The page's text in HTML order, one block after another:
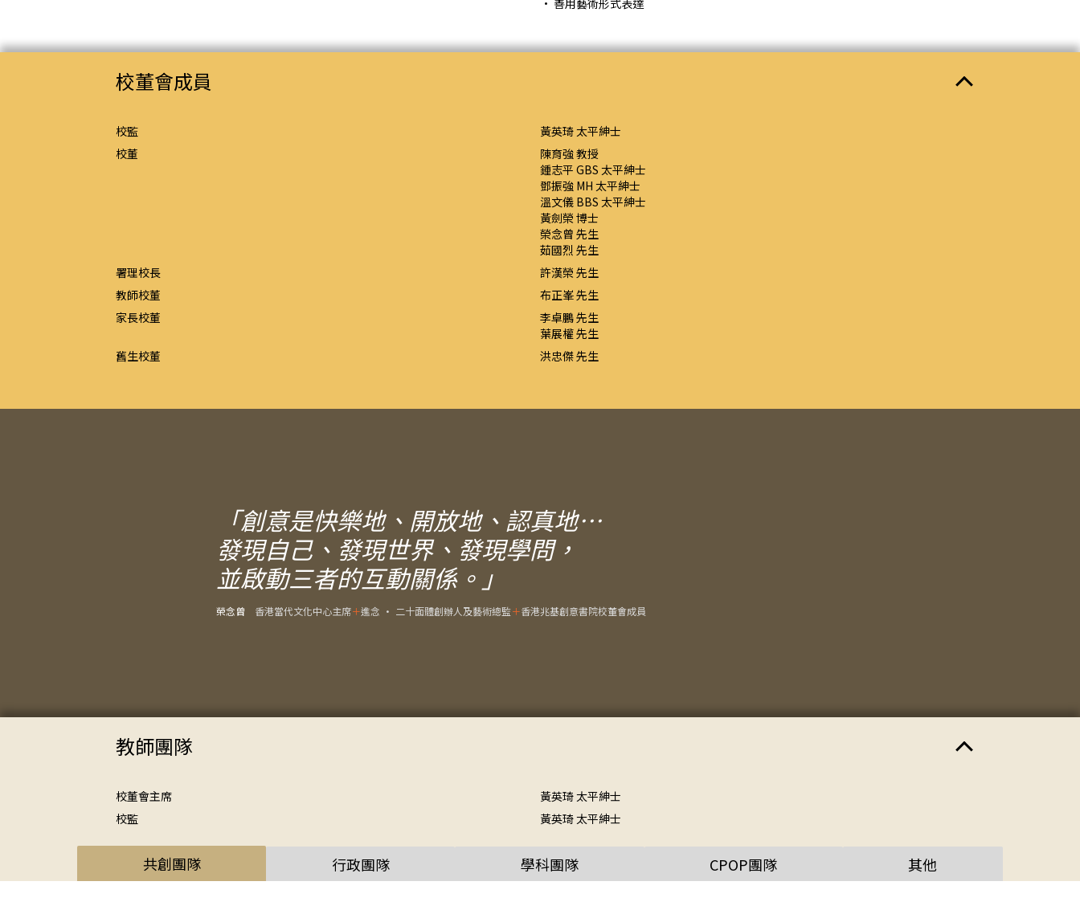
• 善用藝術形式表達
校董會成員
校監
黃英琦 太平紳士
校董
陳育強 教授
鍾志平 GBS 太平紳士
鄧振強 MH 太平紳士
溫文儀 BBS 太平紳士
黃劍榮 博士
榮念曾 先生
茹國烈 先生
署理校長
許漢榮 先生
教師校董
布正峯 先生
家長校董
李卓鵬 先生
葉展權 先生
舊生校董
洪忠傑 先生
「創意是快樂地、開放地、認真地⋯
發現自己、發現世界、發現學問，
並啟動三者的互動關係。」
榮念曾 香港當代文化中心主席＋進念 • 二十面體創辦人及藝術總監＋香港兆基創意書院校董會成員
教師團隊
校董會主席
黃英琦 太平紳士
校監
黃英琦 太平紳士
共創團隊 行政團隊 學科團隊 CPOP團隊 其他